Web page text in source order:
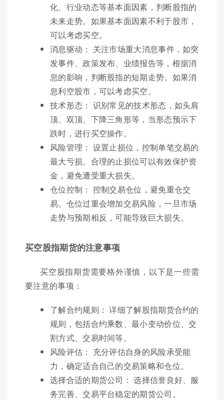
化、行业动态等基本面因素，判断股指的
未来走势。如果基本面因素不利于股市，
可以考虑买空。
消息驱动： 关注市场重大消息事件，如突
发事件、政策发布、业绩报告等，根据消
息的影响，判断股指的短期走势。如果消
息利空股市，可以考虑买空。
技术形态： 识别常见的技术形态，如头肩
顶、双顶、下降三角形等，当形态预示下
跌时，进行买空操作。
风险管理： 设置止损位，控制单笔交易的
最大亏损。合理的止损位可以有效保护资
金，避免遭受重大损失。
仓位控制： 控制交易仓位，避免重仓交
易。仓位过重会增加交易风险，一旦市场
走势与预期相反，可能导致巨大损失。
买空股指期货的注意事项
买空股指期货需要格外谨慎，以下是一些需
要注意的事项：
了解合约规则： 详细了解股指期货合约的
规则，包括合约乘数、最小变动价位、交
割方式、交易时间等。
风险评估： 充分评估自身的风险承受能
力，确定适合自己的交易策略和仓位。
选择合适的期货公司： 选择信誉良好、服
务完善、交易平台稳定的期货公司。